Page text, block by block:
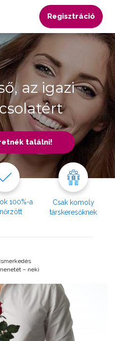
Regisztráció
az igazi
találni!
100%-a
Csak komoly
társkeresőknek
Ismerkedés
– neki